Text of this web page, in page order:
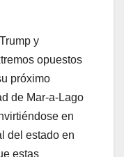
y
opuestos
próximo
de Mar-a-Lago
en
del estado en
estas